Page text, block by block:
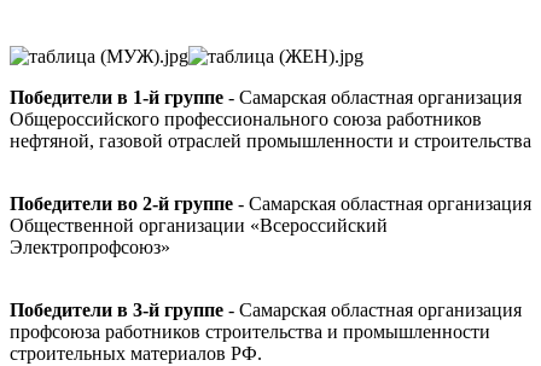
Победители в 1-й группе - Самарская областная организация
Общероссийского профессионального союза работников
нефтяной, газовой отраслей промышленности и строительства
Победители во 2-й группе - Самарская областная организация
Общественной организации «Всероссийский
Электропрофсоюз»
Победители в 3-й группе - Самарская областная организация
профсоюза работников строительства и промышленности
строительных материалов РФ.